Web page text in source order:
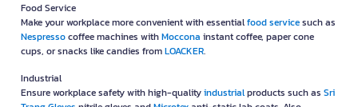
Food Service
Make your workplace more convenient with essentialfood servicesuch as
Nespressocoffee machines withMoccona instant coffee, paper cone
cups, or snacks like candies fromLOACKER.
Industrial
Ensure workplace safety with high-qualityindustrialproducts such as Sri